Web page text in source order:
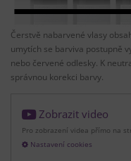
Čerstvě nabarvené vlasy
umytích se barviva postupně
nebo červené odlesky. K
správnou korekci barvy.
Zobrazit video
Pro zobrazení videa přímo na
Nastavení cookies